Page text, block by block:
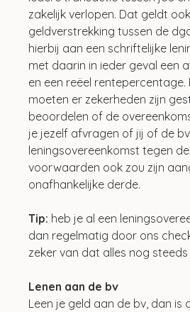
zakelijk verlopen. Dat geldt
geldverstrekking tussen de
hierbij aan een schriftelijke
met daarin in ieder geval een
en een reëel rentepercentage.
moeten er zekerheden zijn
beoordelen of de
je jezelf afvragen of jij of de
leningsovereenkomst tegen
voorwaarden ook zou zijn
onafhankelijke derde.
Tip: heb je al een
dan regelmatig door ons
zeker van dat alles nog steeds
Lenen aan de bv
Leen je geld aan de bv, dan is